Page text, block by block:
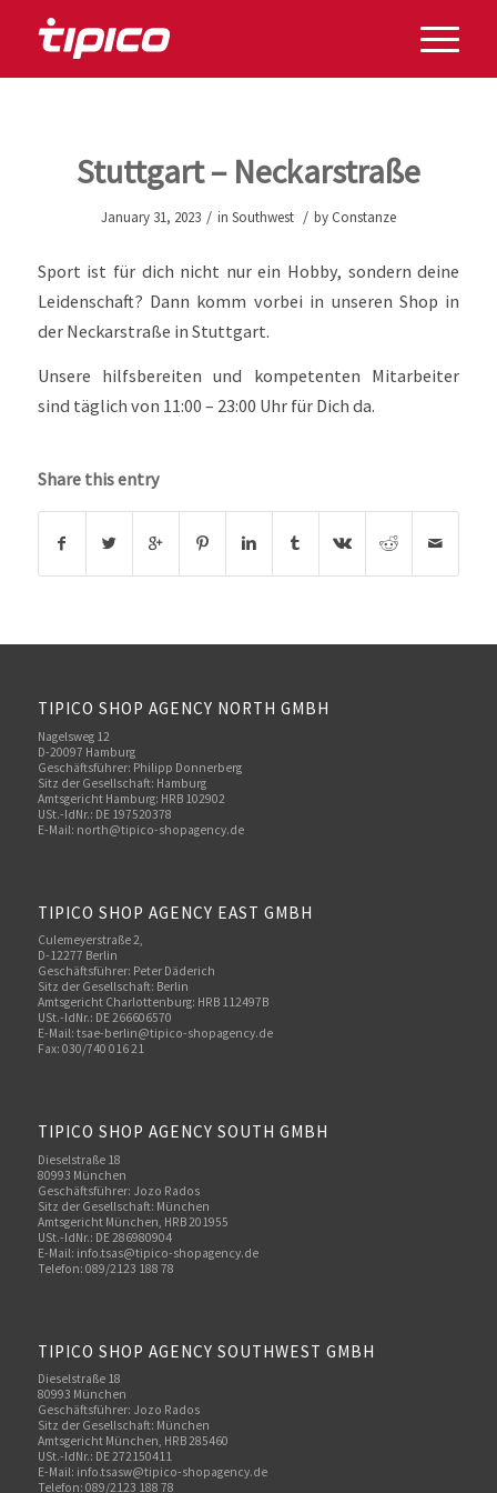
Stuttgart – Neckarstraße
January 31, 2023 / in Southwest / by Constanze
Sport ist für dich nicht nur ein Hobby, sondern deine
Leidenschaft? Dann komm vorbei in unseren Shop in
der Neckarstraße in Stuttgart.
Unsere hilfsbereiten und kompetenten Mitarbeiter
sind täglich von 11:00 – 23:00 Uhr für Dich da.
Share this entry
TIPICO SHOP AGENCY NORTH GMBH
Nagelsweg 12
D-20097 Hamburg
Geschäftsführer: Philipp Donnerberg
Sitz der Gesellschaft: Hamburg
Amtsgericht Hamburg: HRB 102902
USt.-IdNr.: DE 197520378
E-Mail: north@tipico-shopagency.de
TIPICO SHOP AGENCY EAST GMBH
Culemeyerstraße 2,
D-12277 Berlin
Geschäftsführer: Peter Däderich
Sitz der Gesellschaft: Berlin
Amtsgericht Charlottenburg: HRB 112497B
USt.-IdNr.: DE 266606570
E-Mail: tsae-berlin@tipico-shopagency.de
Fax: 030/740 016 21
TIPICO SHOP AGENCY SOUTH GMBH
Dieselstraße 18
80993 München
Geschäftsführer: Jozo Rados
Sitz der Gesellschaft: München
Amtsgericht München, HRB 201955
USt.-IdNr.: DE 286980904
E-Mail: info.tsas@tipico-shopagency.de
Telefon: 089/2123 188 78
TIPICO SHOP AGENCY SOUTHWEST GMBH
Dieselstraße 18
80993 München
Geschäftsführer: Jozo Rados
Sitz der Gesellschaft: München
Amtsgericht München, HRB 285460
USt.-IdNr.: DE 272150411
E-Mail: info.tsasw@tipico-shopagency.de
Telefon: 089/2123 188 78